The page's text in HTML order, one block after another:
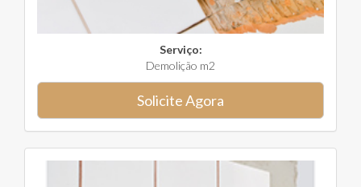
Serviço:
Demolição m2
Solicite Agora